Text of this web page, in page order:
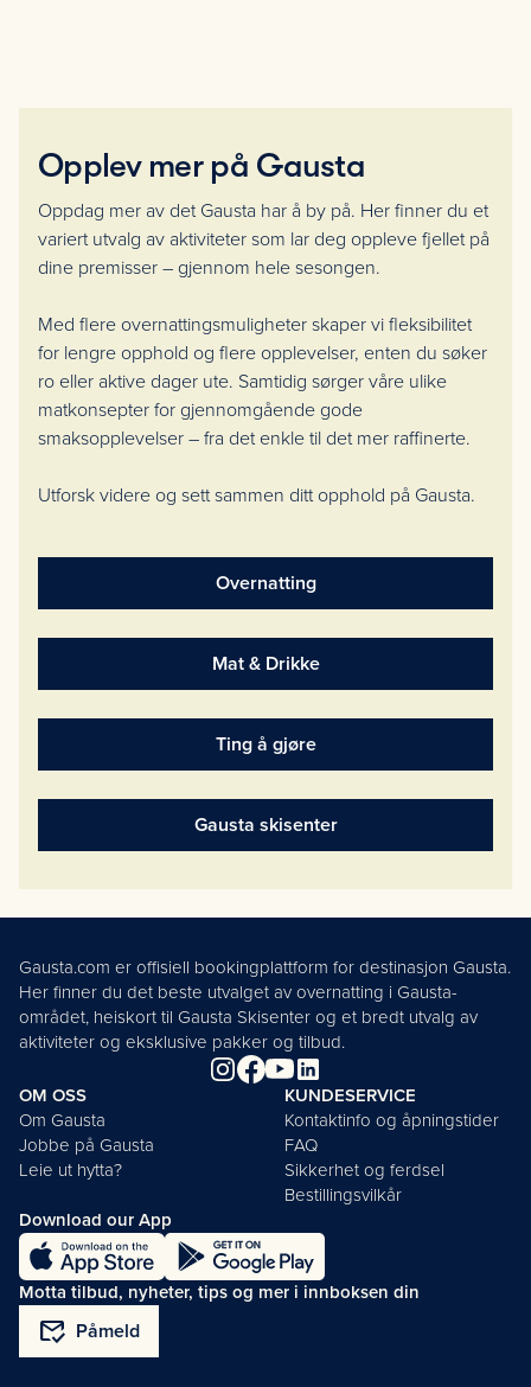
Opplev mer på Gausta
Oppdag mer av det Gausta har å by på. Her finner du et
variert utvalg av aktiviteter som lar deg oppleve fjellet på
dine premisser – gjennom hele sesongen.
Med flere overnattingsmuligheter skaper vi fleksibilitet
for lengre opphold og flere opplevelser, enten du søker
ro eller aktive dager ute. Samtidig sørger våre ulike
matkonsepter for gjennomgående gode
smaksopplevelser – fra det enkle til det mer raffinerte.
Utforsk videre og sett sammen ditt opphold på Gausta.
Overnatting
Mat & Drikke
Ting å gjøre
Gausta skisenter
Gausta.com er offisiell bookingplattform for destinasjon Gausta.
Her finner du det beste utvalget av overnatting i Gausta-
området, heiskort til Gausta Skisenter og et bredt utvalg av
aktiviteter og eksklusive pakker og tilbud.
OM OSS
Om Gausta
Jobbe på Gausta
Leie ut hytta?
KUNDESERVICE
Kontaktinfo og åpningstider
FAQ
Sikkerhet og ferdsel
Bestillingsvilkår
Download our App
Motta tilbud, nyheter, tips og mer i innboksen din
mark_email_read Påmeld